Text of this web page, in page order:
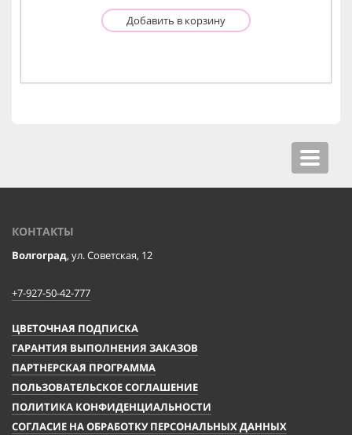
Добавить в корзину
Toggle
КОНТАКТЫ
Волгоград, ул. Советская, 12
+7-927-50-42-777
ЦВЕТОЧНАЯ ПОДПИСКА
ГАРАНТИЯ ВЫПОЛНЕНИЯ ЗАКАЗОВ
ПАРТНЕРСКАЯ ПРОГРАММА
ПОЛЬЗОВАТЕЛЬСКОЕ СОГЛАШЕНИЕ
ПОЛИТИКА КОНФИДЕНЦИАЛЬНОСТИ
СОГЛАСИЕ НА ОБРАБОТКУ ПЕРСОНАЛЬНЫХ ДАННЫХ